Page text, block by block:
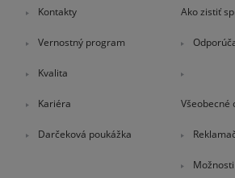
Kontakty
Vernostný program
Kvalita
Kariéra
Darčeková poukážka
Ako zistiť
Všeobecné